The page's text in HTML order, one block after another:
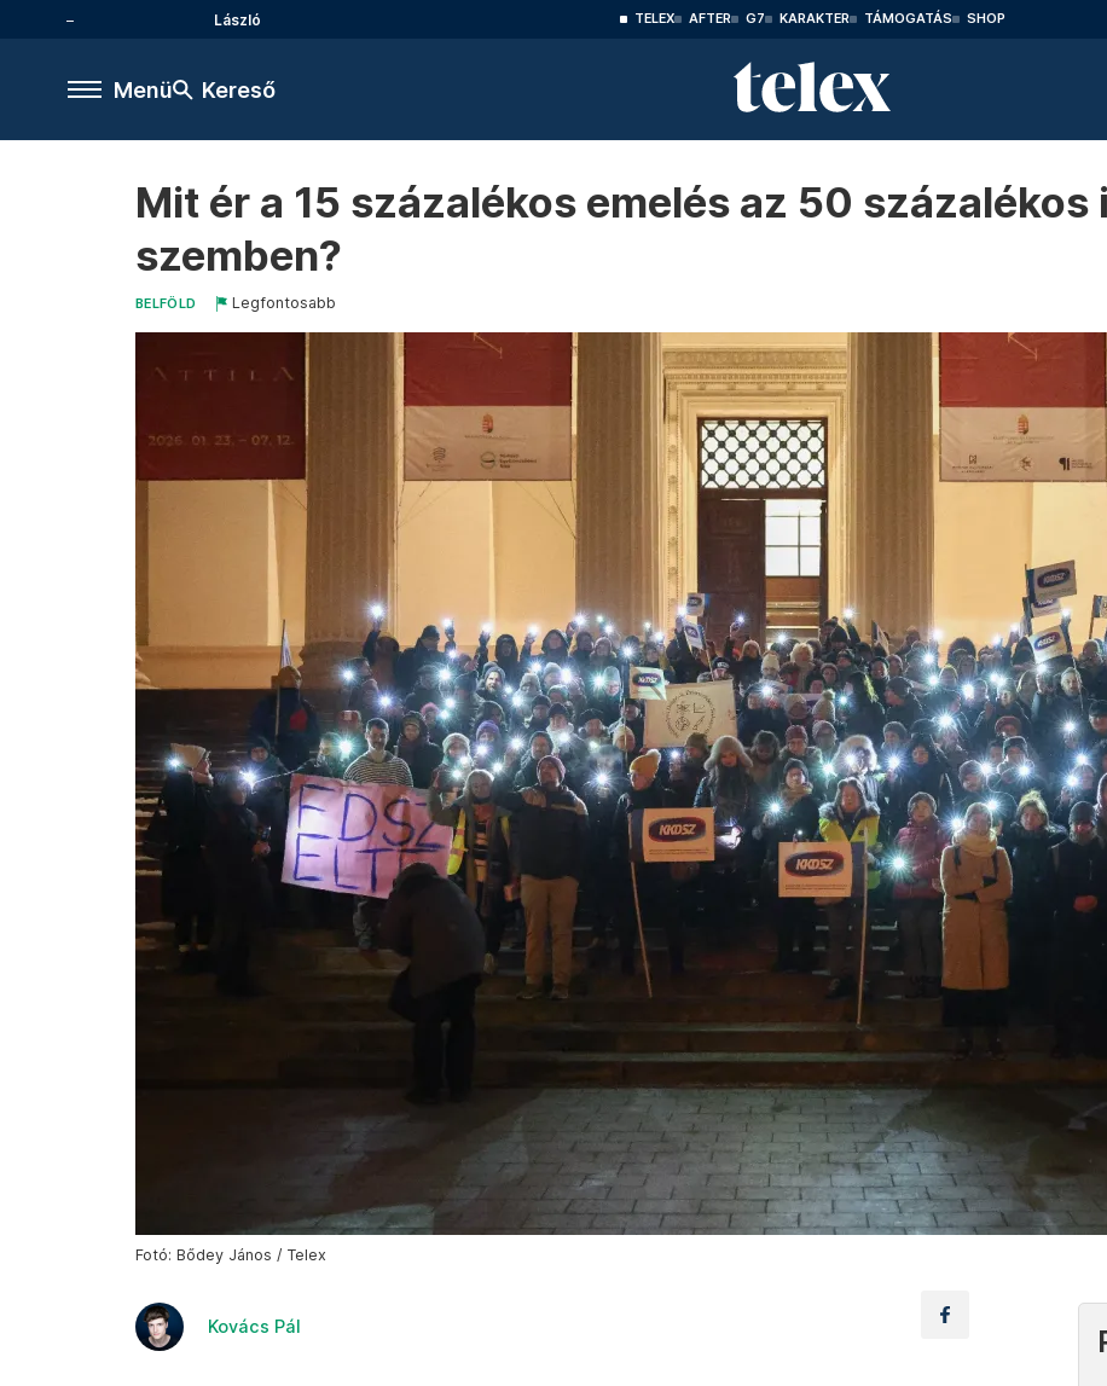
László TELEX AFTER G7 KARAKTER TÁMOGATÁS SHOP
Menü Kereső
Mit ér a 15 százalékos emelés az 50
szemben?
BELFÖLD Legfontosabb
Fotó: Bődey János / Telex
Kovács Pál